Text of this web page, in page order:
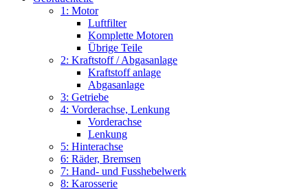
1: Motor
Luftfilter
Komplette Motoren
Übrige Teile
2: Kraftstoff / Abgasanlage
Kraftstoff anlage
Abgasanlage
3: Getriebe
4: Vorderachse, Lenkung
Vorderachse
Lenkung
5: Hinterachse
6: Räder, Bremsen
7: Hand- und Fusshebelwerk
8: Karosserie